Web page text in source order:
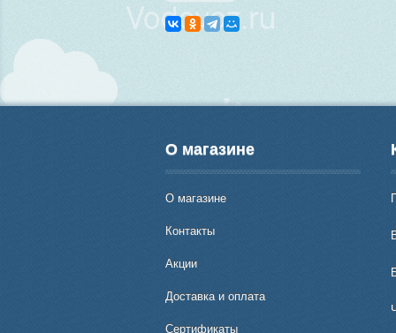
О магазине
О магазине
Контакты
Акции
Доставка и оплата
Сертификаты